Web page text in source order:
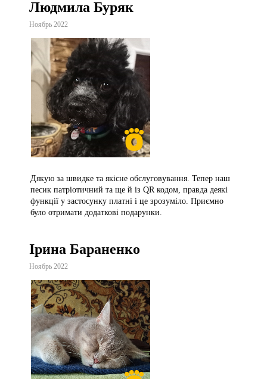
Людмила Буряк
Ноябрь 2022
Дякую за швидке та якісне обслуговування. Тепер наш
песик патріотичний та ще й із QR кодом, правда деякі
функції у застосунку платні і це зрозуміло. Приємно
було отримати додаткові подарунки.
Ірина Бараненко
Ноябрь 2022